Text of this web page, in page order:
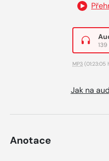
139
MP3 (01:23:05
Jak na
Anotace